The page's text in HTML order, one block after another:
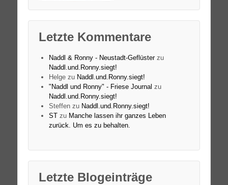
Letzte Kommentare
Naddl & Ronny - Neustadt-Geflüsterzu
Naddl.und.Ronny.siegt!
Helgezu Naddl.und.Ronny.siegt!
"Naddl und Ronny" - Friese Journal zu
Naddl.und.Ronny.siegt!
Steffenzu Naddl.und.Ronny.siegt!
STzu Manche lassen ihr ganzes Leben
zurück. Um es zu behalten.
Letzte Blogeinträge